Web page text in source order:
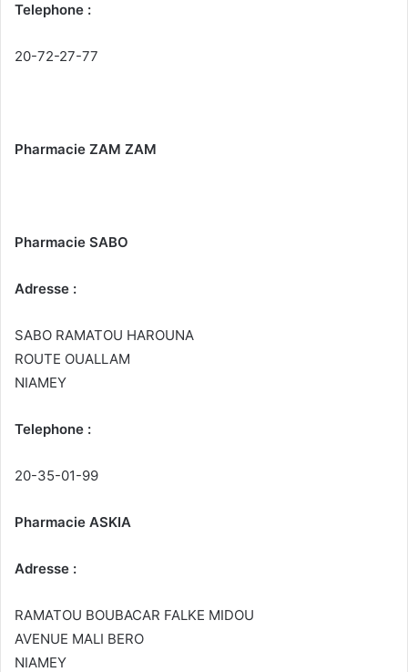
Telephone :
20-72-27-77
Pharmacie ZAM ZAM
Pharmacie SABO
Adresse :
SABO RAMATOU HAROUNA
ROUTE OUALLAM
NIAMEY
Telephone :
20-35-01-99
Pharmacie ASKIA
Adresse :
RAMATOU BOUBACAR FALKE MIDOU
AVENUE MALI BERO
NIAMEY